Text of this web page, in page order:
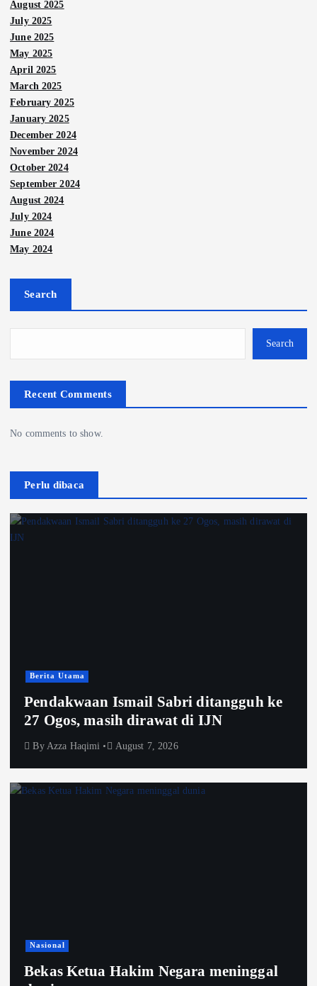
August 2025
July 2025
June 2025
May 2025
April 2025
March 2025
February 2025
January 2025
December 2024
November 2024
October 2024
September 2024
August 2024
July 2024
June 2024
May 2024
Search
Search
Recent Comments
No comments to show.
Perlu dibaca
Berita Utama
Pendakwaan Ismail Sabri ditangguh ke
27 Ogos, masih dirawat di IJN
By Azza Haqimi August 7, 2026
Nasional
Bekas Ketua Hakim Negara meninggal